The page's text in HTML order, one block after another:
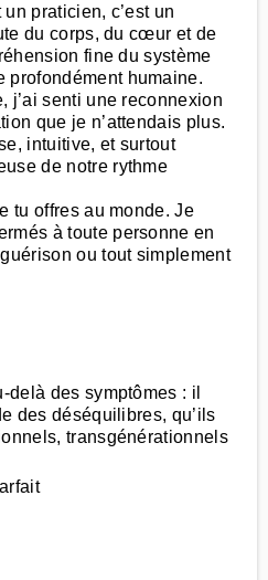
praticien, c’est un
du corps, du cœur et de
fine du système
profondément humaine.
j’ai senti une reconnexion
que je n’attendais plus.
intuitive, et surtout
de notre rythme
tu offres au monde. Je
à toute personne en
ou tout simplement
des symptômes : il
des déséquilibres, qu’ils
transgénérationnels